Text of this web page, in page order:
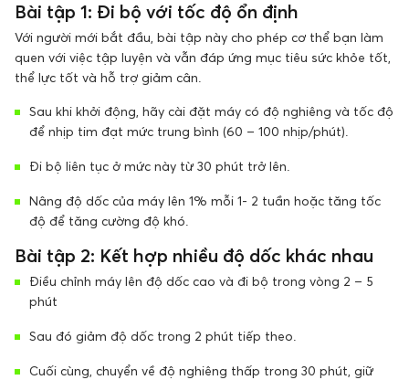
Bài tập 1: Đi bộ với tốc độ ổn định
Với người mới bắt đầu, bài tập này cho phép cơ thể bạn làm
quen với việc tập luyện và vẫn đáp ứng mục tiêu sức khỏe tốt,
thể lực tốt và hỗ trợ giảm cân.
Sau khi khởi động, hãy cài đặt máy có độ nghiêng và tốc độ
để nhịp tim đạt mức trung bình (60 – 100 nhịp/phút).
Đi bộ liên tục ở mức này từ 30 phút trở lên.
Nâng độ dốc của máy lên 1% mỗi 1- 2 tuần hoặc tăng tốc
độ để tăng cường độ khó.
Bài tập 2: Kết hợp nhiều độ dốc khác nhau
Điều chỉnh máy lên độ dốc cao và đi bộ trong vòng 2 – 5
phút
Sau đó giảm độ dốc trong 2 phút tiếp theo.
Cuối cùng, chuyển về độ nghiêng thấp trong 30 phút, giữ